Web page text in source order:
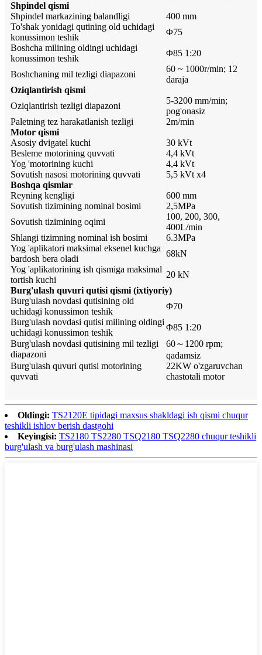
Shpindel qismi
Shpindel markazining balandligi
400 mm
To'shak yonidagi qutining old uchidagi
konussimon teshik
Φ75
Boshcha milining oldingi uchidagi
konussimon teshik
Φ85 1:20
Boshchaning mil tezligi diapazoni
60 ~ 1000r/min; 12
daraja
Oziqlantirish qismi
Oziqlantirish tezligi diapazoni
5-3200 mm/min;
pog'onasiz
Paletning tez harakatlanish tezligi
2m/min
Motor qismi
Asosiy dvigatel kuchi
30 kVt
Besleme motorining quvvati
4,4 kVt
Yog 'motorining kuchi
4,4 kVt
Sovutish nasosi motorining quvvati
5,5 kVt x4
Boshqa qismlar
Reyning kengligi
600 mm
Sovutish tizimining nominal bosimi
2,5MPa
Sovutish tizimining oqimi
100, 200, 300,
400L/min
Shlangi tizimning nominal ish bosimi
6.3MPa
Yog 'aplikatori maksimal eksenel kuchga
bardosh bera oladi
68kN
Yog 'aplikatorining ish qismiga maksimal
tortish kuchi
20 kN
Burg'ulash quvuri qutisi qismi (ixtiyoriy)
Burg'ulash novdasi qutisining old
uchidagi konussimon teshik
Φ70
Burg'ulash novdasi qutisi milining oldingi
uchidagi konussimon teshik
Φ85 1:20
Burg'ulash novdasi qutisining mil tezligi
diapazoni
60～1200 rpm;
qadamsiz
Burg'ulash quvuri qutisi motorining
quvvati
22KW o'zgaruvchan
chastotali motor
Oldingi: TS2120E tipidagi maxsus shakldagi ish qismi chuqur
teshikli ishlov berish dastgohi
Keyingisi: TS2180 TS2280 TSQ2180 TSQ2280 chuqur teshikli
burg'ulash va burg'ulash mashinasi